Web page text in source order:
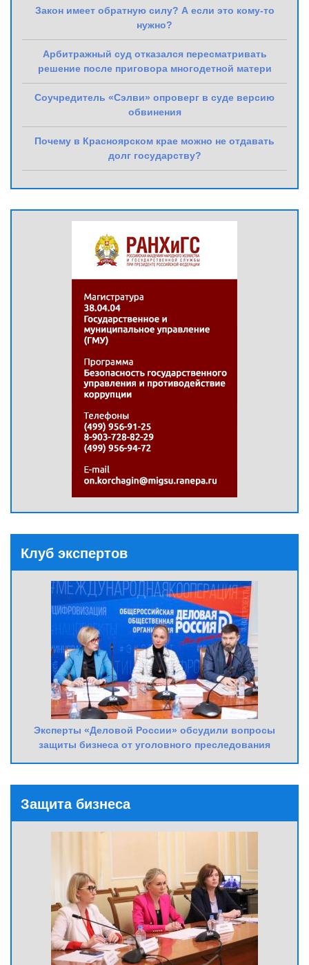
Закон имеет обратную силу? А если это кому-то
нужно?
Арбитражный суд отказался пересматривать
решение после приговора многодетной матери
Соучредитель «Сэлви» опроверг в суде версию
обвинения
Почему в Красноярском крае можно не отдавать
долг государству?
Клуб экспертов
Эксперты «Деловой России» обсудили вопросы
защиты бизнеса от уголовного преследования
Защита бизнеса